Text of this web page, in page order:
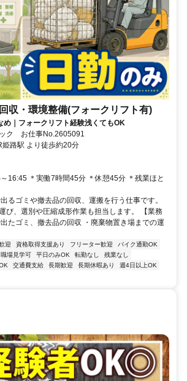
収・環境整備(フォークリフト有)
め｜フォークリフト経験浅くてもOK
ク お仕事No.2605091
路駅 より徒歩約20分
16:45 ＊実働7時間45分 ＊休憩45分 ＊残業ほと
るゴミや撤去品の回収、運搬を行う仕事です。
び、選別や圧縮成形作業も担当します。 【業務
たゴミ、撤去品の回収 ・廃棄物置き場までの運
迎 資格取得支援あり フリーター歓迎
バイク通勤OK
職場見学可 平日のみOK 転勤なし
残業なし
交通費支給 長期歓迎 長期休暇あり
週4日以上OK